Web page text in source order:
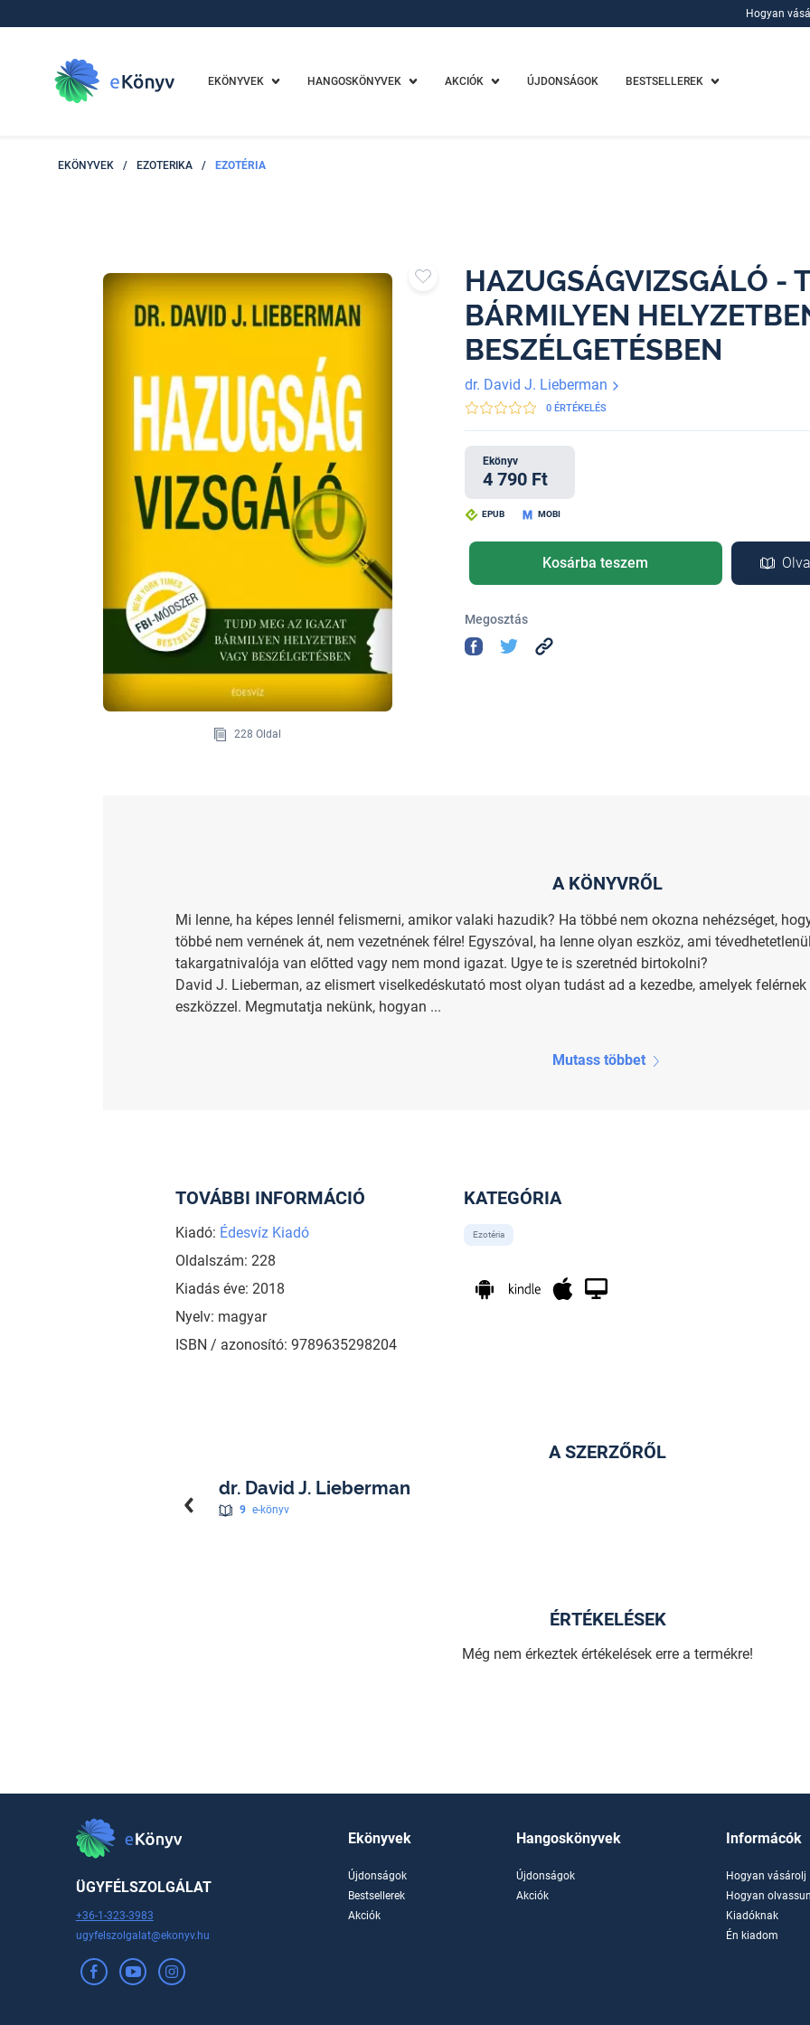
Hogyan
EKÖNYVEK HANGOSKÖNYVEK AKCIÓK ÚJDONSÁGOK BESTSELLEREK
EKÖNYVEK / EZOTERIKA / EZOTÉRIA
228 Oldal
HAZUGSÁGVIZSGÁLÓ -
BÁRMILYEN
BESZÉLGETÉSBEN
dr. David J. Lieberman
0 ÉRTÉKELÉS
Ekönyv
4 790 Ft
EPUB MOBI
Kosárba teszem
Megosztás
A KÖNYVRŐL
Mi lenne, ha képes lennél felismerni, amikor valaki hazudik? Ha többé nem okozna nehézséget,
többé nem vernének át, nem vezetnének félre! Egyszóval, ha lenne olyan eszköz, ami
takargatnivalója van előtted vagy nem mond igazat. Ugye te is szeretnéd birtokolni?
David J. Lieberman, az elismert viselkedéskutató most olyan tudást ad a kezedbe, amelyek
eszközzel. Megmutatja nekünk, hogyan ...
Mutass többet
TOVÁBBI INFORMÁCIÓ
Kiadó: Édesvíz Kiadó
Oldalszám: 228
Kiadás éve: 2018
Nyelv: magyar
ISBN / azonosító: 9789635298204
KATEGÓRIA
Ezotéria
A SZERZŐRŐL
dr. David J. Lieberman
9 e-könyv
ÉRTÉKELÉSEK
Még nem érkeztek értékelések erre a termékre!
ÜGYFÉLSZOLGÁLAT
+36-1-323-3983
ugyfelszolgalat@ekonyv.hu
Ekönyvek
Újdonságok
Bestsellerek
Akciók
Hangoskönyvek
Újdonságok
Akciók
Informácók
Hogyan vásárolj
Hogyan
Kiadóknak
Én kiadom